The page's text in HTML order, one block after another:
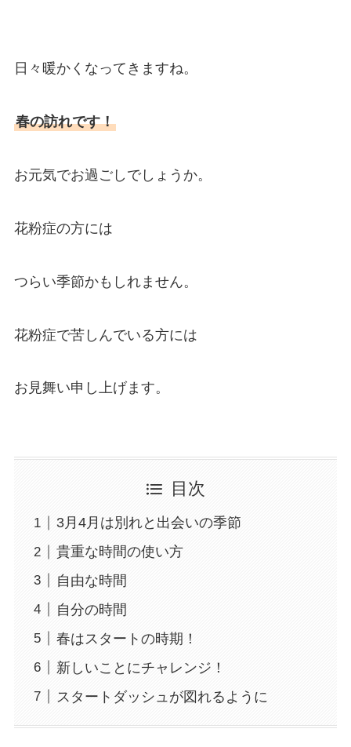
日々暖かくなってきますね。
春の訪れです！
お元気でお過ごしでしょうか。
花粉症の方には
つらい季節かもしれません。
花粉症で苦しんでいる方には
お見舞い申し上げます。
目次
3月4月は別れと出会いの季節
貴重な時間の使い方
自由な時間
自分の時間
春はスタートの時期！
新しいことにチャレンジ！
スタートダッシュが図れるように